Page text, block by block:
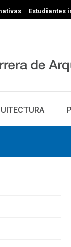
Estudiantes